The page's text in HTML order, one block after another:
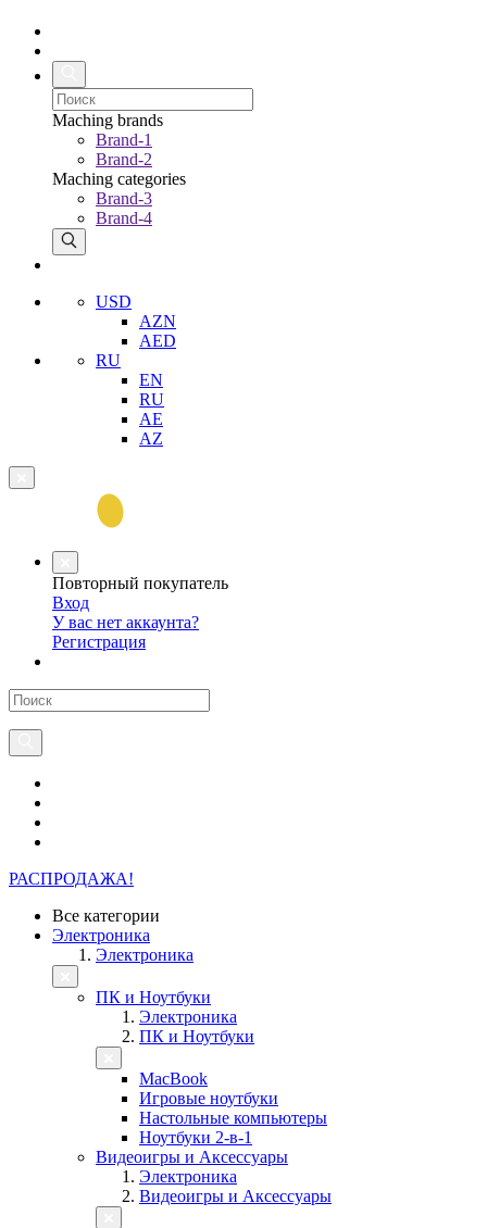
Maching brands
Brand-1
Brand-2
Maching categories
Brand-3
Brand-4
USD
AZN
AED
RU
EN
RU
AE
AZ
Повторный покупатель
Вход
У вас нет аккаунта?
Регистрация
РАСПРОДАЖА!
Все категории
Электроника
Электроника
ПК и Ноутбуки
Электроника
ПК и Ноутбуки
MacBook
Игровые ноутбуки
Настольные компьютеры
Ноутбуки 2-в-1
Видеоигры и Аксессуары
Электроника
Видеоигры и Аксессуары